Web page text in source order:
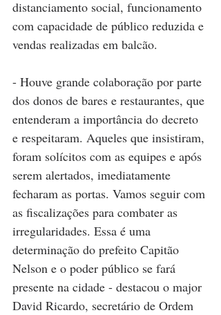
distanciamento social, funcionamento
com capacidade de público reduzida e
vendas realizadas em balcão.
- Houve grande colaboração por parte
dos donos de bares e restaurantes, que
entenderam a importância do decreto
e respeitaram. Aqueles que insistiram,
foram solícitos com as equipes e após
serem alertados, imediatamente
fecharam as portas. Vamos seguir com
as fiscalizações para combater as
irregularidades. Essa é uma
determinação do prefeito Capitão
Nelson e o poder público se fará
presente na cidade - destacou o major
David Ricardo, secretário de Ordem